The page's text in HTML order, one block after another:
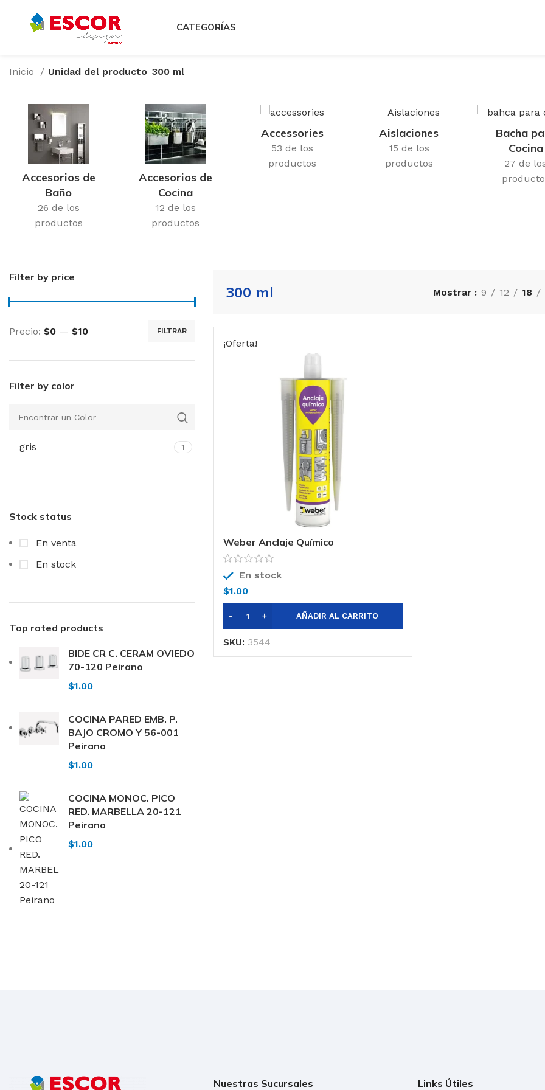
CATEGORÍAS
Inicio Unidad del producto 300 ml
Accesorios de
Baño
26 de los
productos
Accesorios de
Cocina
12 de los
productos
Accessories
53 de los
productos
Aislaciones
15 de los
productos
Bacha
Cocina
27 de
Filter by price
FILTRAR
Precio: $0 — $10
Filter by color
gris 1
Stock status
En venta
En stock
Top rated products
BIDE CR C. CERAM OVIEDO
70-120 Peirano
$1.00
COCINA PARED EMB. P.
BAJO CROMO Y 56-001
Peirano
$1.00
COCINA MONOC. PICO
RED. MARBELLA 20-121
Peirano
$1.00
300 ml Mostrar 9 12 18
¡Oferta!
Weber Anclaje Químico
En stock
$1.00
AÑADIR AL CARRITO
SKU: 3544
Nuestras Sucursales Links Útiles